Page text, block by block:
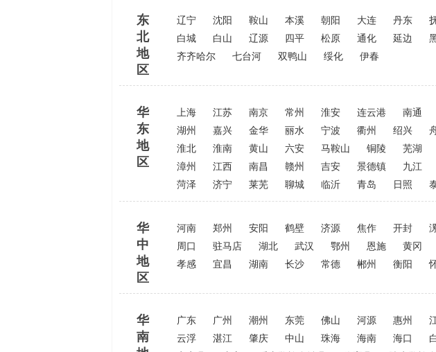
东
北
地
区
辽宁 沈阳 鞍山 本溪 朝阳 大连 丹东
白城
白山 辽源 四平 松原 通化 延边
齐齐哈尔
七台河 双鸭山 绥化 伊春
华
东
地
区
上海 江苏 南京 常州 淮安 连云港 南通
湖州
嘉兴 金华 丽水 宁波 衢州 绍兴
淮北
淮南 黄山 六安 马鞍山 铜陵 芜湖
漳州
江西 南昌 赣州 吉安 景德镇 九江
菏泽
济宁 莱芜 聊城 临沂 青岛 日照
华
中
地
区
河南 郑州 安阳 鹤壁 济源 焦作 开封
周口
驻马店 湖北 武汉 鄂州 恩施 黄冈
孝感
宜昌 湖南 长沙 常德 郴州 衡阳
华
南
广东 广州 潮州 东莞 佛山 河源 惠州
云浮
湛江 肇庆 中山 珠海 海南 海口